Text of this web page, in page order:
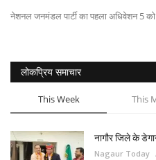
नेशनल जनमंडल पार्टी का पहला अधिवेशन 5
लोकप्रिय समाचार
This Week This
नागौर जिले के
Nagaur Today